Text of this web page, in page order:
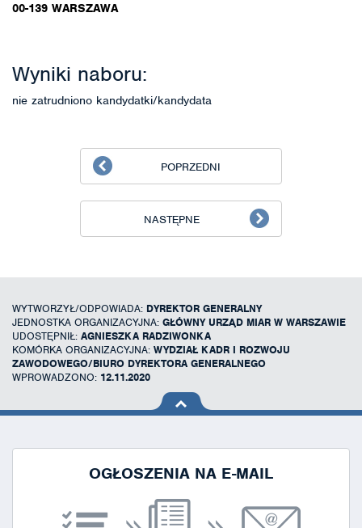
00-139 WARSZAWA
Wyniki naboru:
nie zatrudniono kandydatki/kandydata
POPRZEDNI
NASTĘPNE
WYTWORZYŁ/ODPOWIADA: DYREKTOR GENERALNY
JEDNOSTKA ORGANIZACYJNA: GŁÓWNY URZĄD MIAR W WARSZAWIE
UDOSTĘPNIŁ: AGNIESZKA RADZIWONKA
KOMÓRKA ORGANIZACYJNA: WYDZIAŁ KADR I ROZWOJU
ZAWODOWEGO/BIURO DYREKTORA GENERALNEGO
WPROWADZONO: 12.11.2020
na górę
OGŁOSZENIA NA E-MAIL